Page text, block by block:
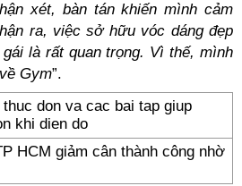
xét, bàn tán khiến mình cảm
ra, việc sở hữu vóc dáng đẹp
là rất quan trọng. Vì thế, mình
Gym”.
HCM giảm cân thành công nhờ